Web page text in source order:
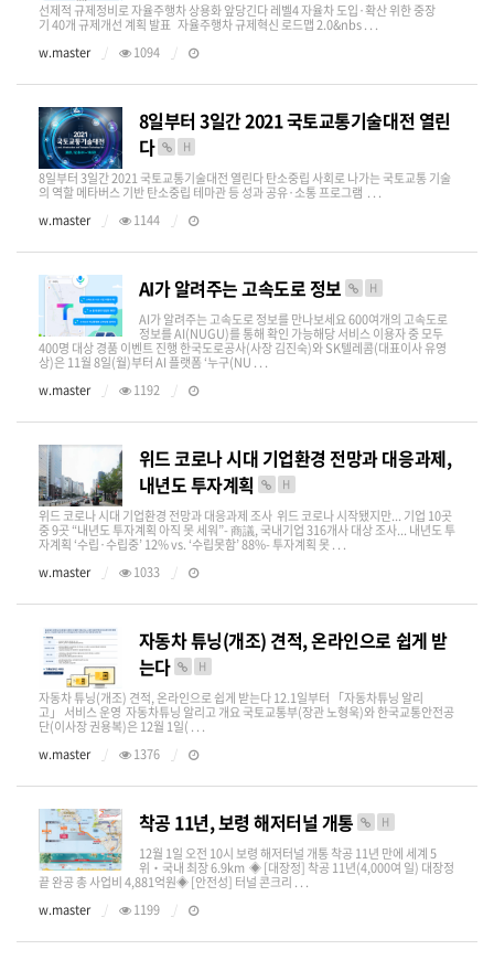
선제적 규제정비로 자율주행차 상용화 앞당긴다 레벨4 자율차 도입·확산 위한 중장
기 40개 규제개선 계획 발표 자율주행차 규제혁신 로드맵 2.0&nbs . . .
w.master
1094
8일부터 3일간 2021 국토교통기술대전 열린
다
H
8일부터 3일간 2021 국토교통기술대전 열린다 탄소중립 사회로 나가는 국토교통 기술
의 역할 메타버스 기반 탄소중립 테마관 등 성과 공유·소통 프로그램 . . .
w.master
1144
AI가 알려주는 고속도로 정보 H
AI가 알려주는 고속도로 정보를 만나보세요 600여개의 고속도로
정보를 AI(NUGU)를 통해 확인 가능해당 서비스 이용자 중 모두
400명 대상 경품 이벤트 진행 한국도로공사(사장 김진숙)와 SK텔레콤(대표이사 유영
상)은 11월 8일(월)부터 AI 플랫폼 ‘누구(NU . . .
w.master
1192
위드 코로나 시대 기업환경 전망과 대응과제,
내년도 투자계획
H
위드 코로나 시대 기업환경 전망과 대응과제 조사 위드 코로나 시작됐지만... 기업 10곳
중 9곳 “내년도 투자계획 아직 못 세워”- 商議, 국내기업 316개사 대상 조사... 내년도 투
자계획 ‘수립·수립중’ 12% vs. ‘수립못함’ 88%- 투자계획 못 . . .
w.master
1033
자동차 튜닝(개조) 견적, 온라인으로 쉽게 받
는다
H
자동차 튜닝(개조) 견적, 온라인으로 쉽게 받는다 12.1일부터 「자동차튜닝 알리
고」 서비스 운영 자동차튜닝 알리고 개요 국토교통부(장관 노형욱)와 한국교통안전공
단(이사장 권용복)은 12월 1일( . . .
w.master
1376
착공 11년, 보령 해저터널 개통 H
12월 1일 오전 10시 보령 해저터널 개통 착공 11년 만에 세계 5
위‧국내 최장 6.9km ◈ [대장정] 착공 11년(4,000여 일) 대장정
끝 완공 총 사업비 4,881억원◈ [안전성] 터널 콘크리 . . .
w.master
1199